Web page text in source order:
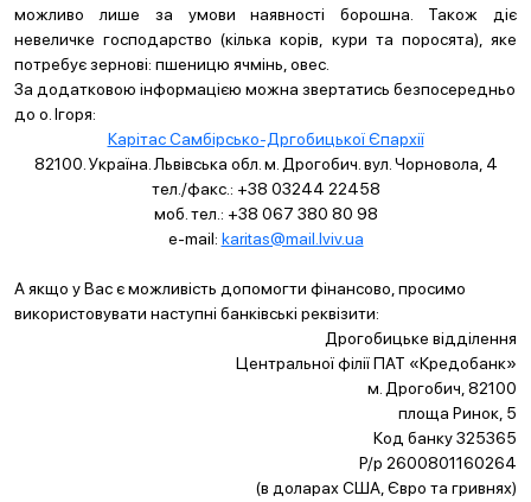
можливо лише за умови наявності борошна. Також діє
невеличке господарство (кілька корів, кури та поросята), яке
потребує зернові: пшеницю ячмінь, овес.
За додатковою інформацією можна звертатись безпосередньо
до о. Ігоря:
Карітас Самбірсько-Дргобицької Єпархії
82100. Україна. Львівська обл. м. Дрогобич. вул. Чорновола, 4
тел./факс.: +38 03244 22458
моб. тел.: +38 067 380 80 98
e-mail: karitas@mail.lviv.ua
А якщо у Вас є можливість допомогти фінансово, просимо
використовувати наступні банківські реквізити:
Дрогобицьке відділення
Центральної філії ПАТ «Кредобанк»
м. Дрогобич, 82100
площа Ринок, 5
Код банку 325365
Р/р 2600801160264
(в доларах США, Євро та гривнях)